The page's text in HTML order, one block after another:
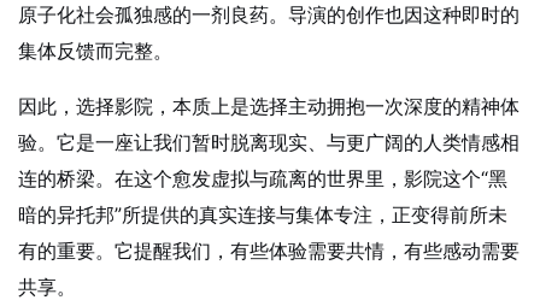
原子化社会孤独感的一剂良药。导演的创作也因这种即时的
集体反馈而完整。
因此，选择影院，本质上是选择主动拥抱一次深度的精神体
验。它是一座让我们暂时脱离现实、与更广阔的人类情感相
连的桥梁。在这个愈发虚拟与疏离的世界里，影院这个“黑
暗的异托邦”所提供的真实连接与集体专注，正变得前所未
有的重要。它提醒我们，有些体验需要共情，有些感动需要
共享。